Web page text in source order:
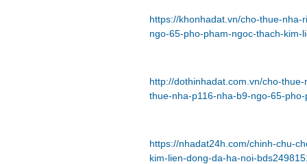
https://khonhadat.vn/cho-thue-
ngo-65-pho-pham-ngoc-thach-
http://dothinhadat.com.vn/cho-
thue-nha-p116-nha-b9-ngo-65-
https://nhadat24h.com/chinh-chu-
kim-lien-dong-da-ha-noi-